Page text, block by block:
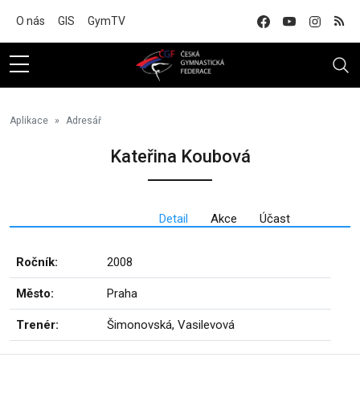
O nás GIS GymTV
Aplikace Adresář
Kateřina Koubová
Detail Akce Účast
Ročník: 2008
Město: Praha
Trenér: Šimonovská, Vasilevová